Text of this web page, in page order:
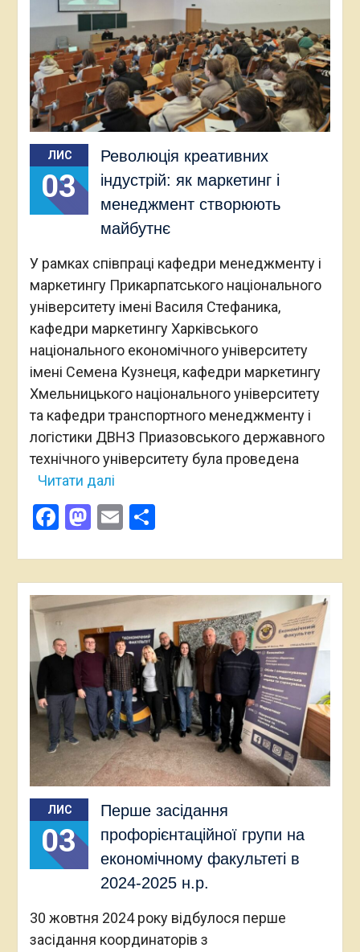
ЛИС
03
Революція креативних
індустрій: як маркетинг і
менеджмент створюють
майбутнє
У рамках співпраці кафедри менеджменту і
маркетингу Прикарпатського національного
університету імені Василя Стефаника,
кафедри маркетингу Харківського
національного економічного університету
імені Семена Кузнеця, кафедри маркетингу
Хмельницького національного університету
та кафедри транспортного менеджменту і
логістики ДВНЗ Приазовського державного
технічного університету була проведена
Читати далі
Facebook
Mastodon
EmailПоділитися
ЛИС
03
Перше засідання
профорієнтаційної групи на
економічному факультеті в
2024-2025 н.р.
30 жовтня 2024 року відбулося перше
засідання координаторів з